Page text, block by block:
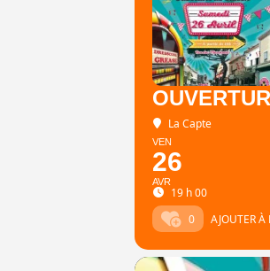
La Capte
VEN
26
AVR
19 h 00
0
AJOUTER À